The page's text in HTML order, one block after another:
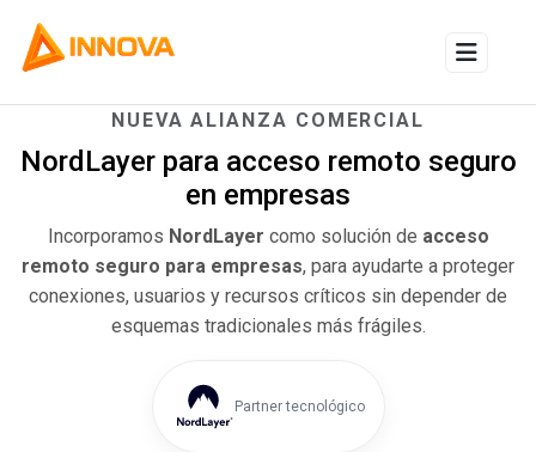
NUEVA ALIANZA COMERCIAL
NordLayer para acceso remoto seguro
en empresas
Incorporamos NordLayer como solución de acceso
remoto seguro para empresas, para ayudarte a proteger
conexiones, usuarios y recursos críticos sin depender de
esquemas tradicionales más frágiles.
Partner tecnológico